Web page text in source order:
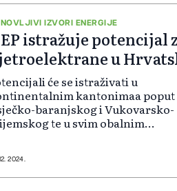
vozila firme.
IZVORI ENERGIJE
istražuje potencijal
u
će se istraživati u
kantonimaa poput
baranjskog i Vukovarsko-
te u svim obalnim
Šibensko-kninskog i
dalmatinskog sve do...
2024.